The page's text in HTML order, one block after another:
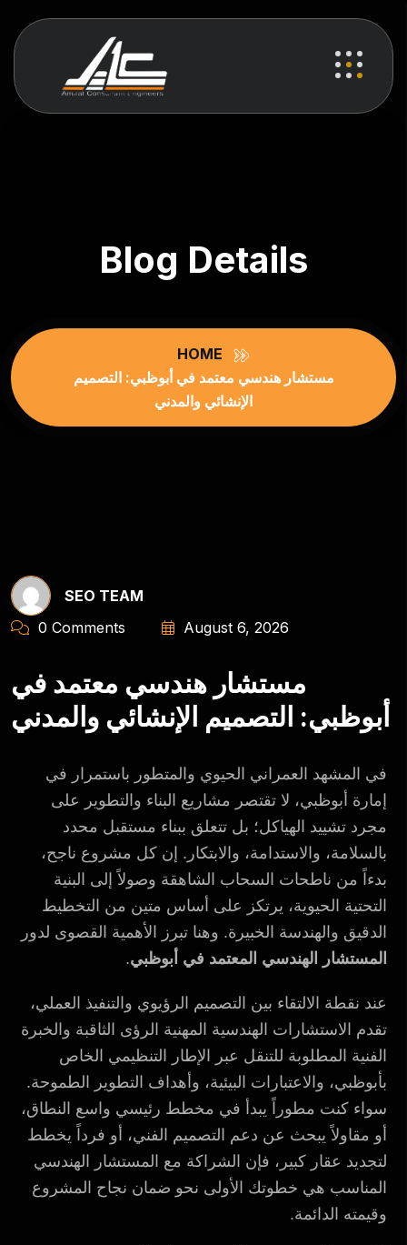
Blog Details
HOME
مستشار هندسي معتمد في أبوظبي: التصميم
الإنشائي والمدني
SEO TEAM
0 Comments
August 6, 2026
مستشار هندسي معتمد في
أبوظبي: التصميم الإنشائي والمدني
في المشهد العمراني الحيوي والمتطور باستمرار في
إمارة أبوظبي، لا تقتصر مشاريع البناء والتطوير على
مجرد تشييد الهياكل؛ بل تتعلق ببناء مستقبل محدد
بالسلامة، والاستدامة، والابتكار. إن كل مشروع ناجح،
بدءاً من ناطحات السحاب الشاهقة وصولاً إلى البنية
التحتية الحيوية، يرتكز على أساس متين من التخطيط
الدقيق والهندسة الخبيرة. وهنا تبرز الأهمية القصوى لدور
المستشار الهندسي المعتمد في أبوظبي.
عند نقطة الالتقاء بين التصميم الرؤيوي والتنفيذ العملي،
تقدم الاستشارات الهندسية المهنية الرؤى الثاقبة والخبرة
الفنية المطلوبة للتنقل عبر الإطار التنظيمي الخاص
بأبوظبي، والاعتبارات البيئية، وأهداف التطوير الطموحة.
سواء كنت مطوراً يبدأ في مخطط رئيسي واسع النطاق،
أو مقاولاً يبحث عن دعم التصميم الفني، أو فرداً يخطط
لتجديد عقار كبير، فإن الشراكة مع المستشار الهندسي
المناسب هي خطوتك الأولى نحو ضمان نجاح المشروع
وقيمته الدائمة.